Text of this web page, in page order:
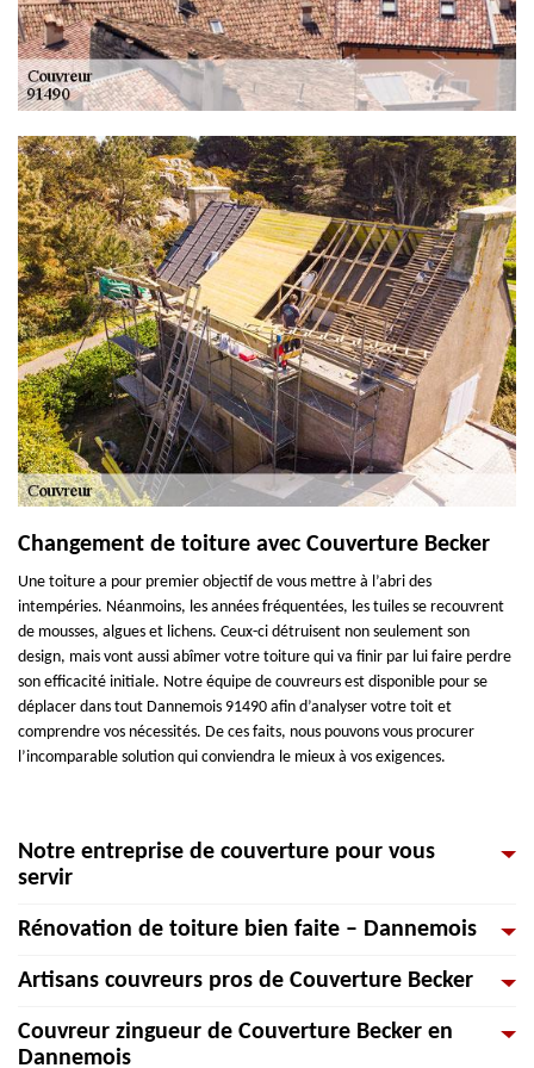
Changement de toiture avec Couverture Becker
Une toiture a pour premier objectif de vous mettre à l’abri des
intempéries. Néanmoins, les années fréquentées, les tuiles se recouvrent
de mousses, algues et lichens. Ceux-ci détruisent non seulement son
design, mais vont aussi abîmer votre toiture qui va finir par lui faire perdre
son efficacité initiale. Notre équipe de couvreurs est disponible pour se
déplacer dans tout Dannemois 91490 afin d’analyser votre toit et
comprendre vos nécessités. De ces faits, nous pouvons vous procurer
l’incomparable solution qui conviendra le mieux à vos exigences.
Notre entreprise de couverture pour vous
servir
Depuis quelque temps, l'entreprise Couverture Becker met son
professionnels et collectivités pour des travaux de couverture et de
toiture, la pose de velux, etc. Professionnel de la couverture-zinguerie sur
Dannemois, c'est une équipe de spécialistes éprouvés qui vous suit durant
Rénovation de toiture bien faite – Dannemois
Votre toiture est-elle vieille, vous apercevez des complications au niveau
votre maison ? La rénovation de toiture consiste à remettre votre
couverture de maison 91490 à neuf et donc de faire un changement de
Artisans couvreurs pros de Couverture Becker
Pour les travaux de toiture, votre meilleur collaborateur est les couvreurs.
En effet, ils garantiront la qualité modernisée de votre toiture. Les
Couvreur zingueur de Couverture Becker en
Dannemois